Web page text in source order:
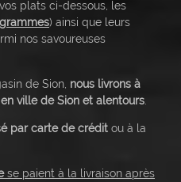
plats ci-dessous, les
) ainsi que leurs
nos savoureuses
de Sion, nous livrons à
ville de Sion et alentours
par carte de crédit ou à la
se paient à la livraison après